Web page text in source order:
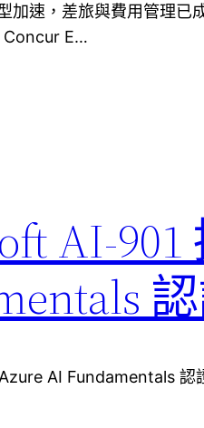
加速，差旅與費用管理已
Concur E…
AI-
AI Fundamentals 認